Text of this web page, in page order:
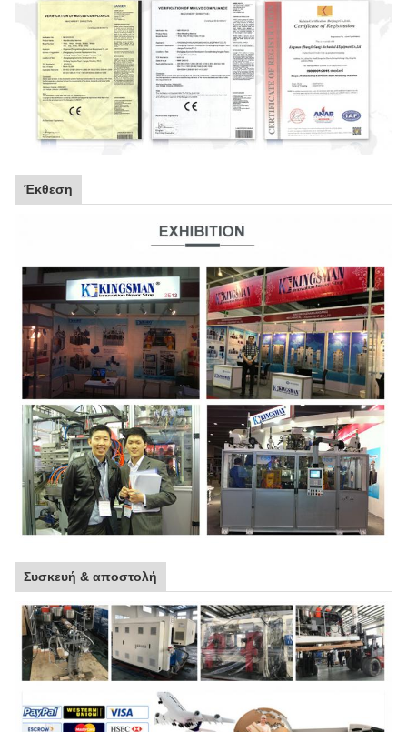
Έκθεση
Συσκευή & αποστολή